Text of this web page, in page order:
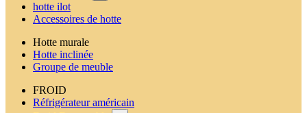
hotte ilot
Accessoires de hotte
Hotte murale
Hotte inclinée
Groupe de meuble
FROID
Réfrigérateur américain